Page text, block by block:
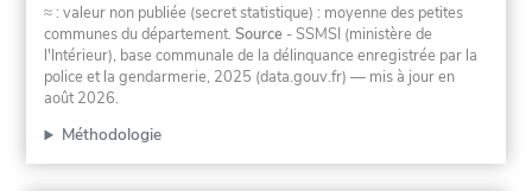
≈ : valeur non publiée (secret statistique) : moyenne des petites
communes du département.Source - SSMSI (ministère de
l'Intérieur), base communale de la délinquance enregistrée par la
police et la gendarmerie, 2025 (data.gouv.fr) — mis à jour en
août 2026.
Méthodologie